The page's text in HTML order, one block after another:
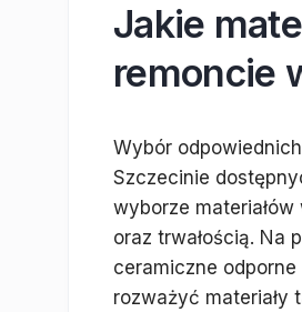
Jakie
remoncie
Wybór
Szczecinie
wyborze
oraz trwałością. Na
ceramiczne
rozważyć materiały